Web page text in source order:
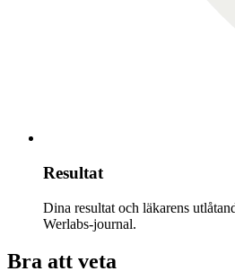
Resultat
Dina resultat och läkarens
Werlabs-journal.
Bra att veta